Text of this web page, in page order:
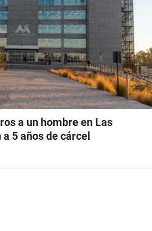
a un hombre en Las
5 años de cárcel